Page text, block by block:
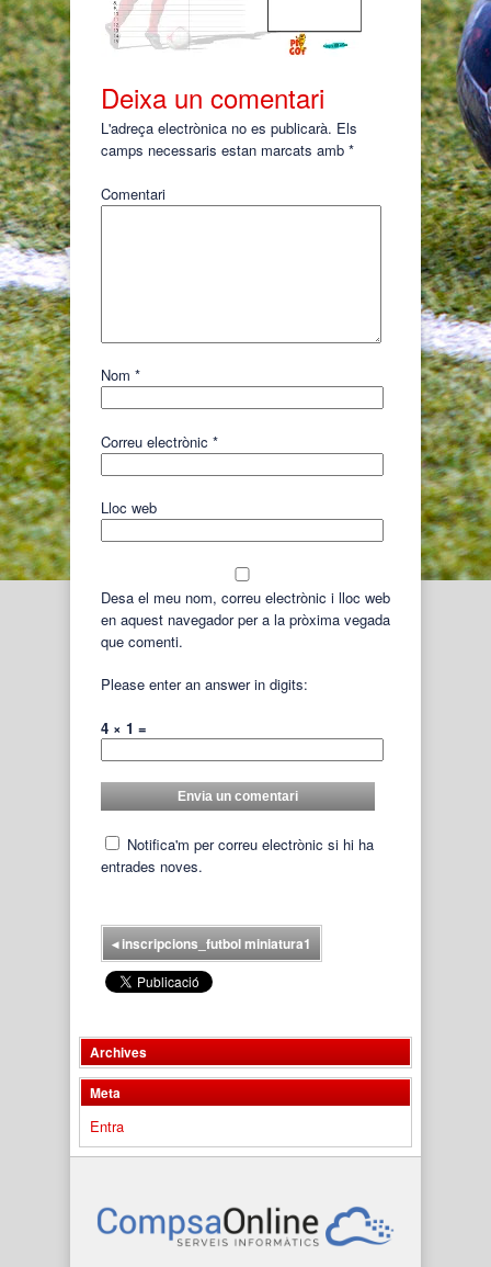
Deixa un comentari
L'adreça electrònica no es publicarà. Els
camps necessaris estan marcats amb *
Comentari
Nom *
Correu electrònic *
Lloc web
Desa el meu nom, correu electrònic i lloc web
en aquest navegador per a la pròxima vegada
que comenti.
Please enter an answer in digits:
4 × 1 =
Notifica'm per correu electrònic si hi ha
entrades noves.
◂inscripcions_futbol miniatura1
Archives
Meta
Entra